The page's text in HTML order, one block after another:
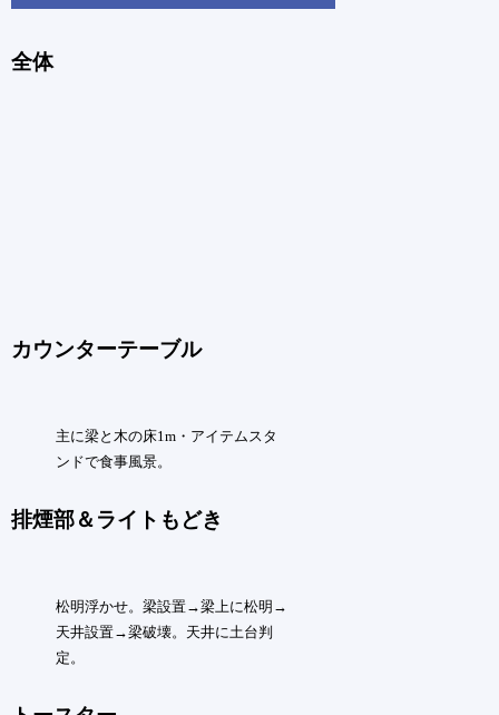
全体
カウンターテーブル
主に梁と木の床1m・アイテムスタ
ンドで食事風景。
排煙部＆ライトもどき
松明浮かせ。梁設置→梁上に松明→
天井設置→梁破壊。天井に土台判
定。